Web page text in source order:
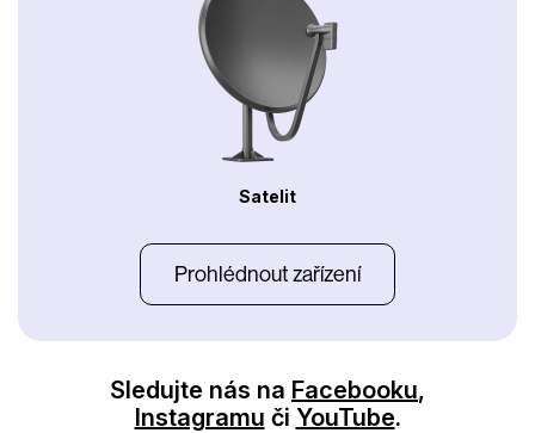
Satelit
Prohlédnout zařízení
Sledujte nás na Facebooku,
Instagramu či YouTube.